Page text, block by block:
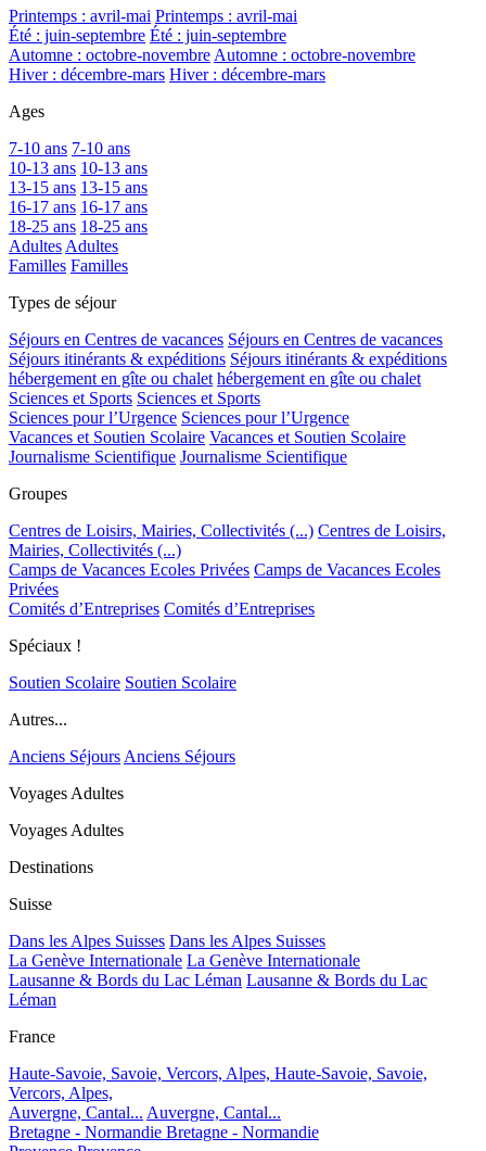
Printemps : avril-mai Printemps : avril-mai
Été : juin-septembre Été : juin-septembre
Automne : octobre-novembre Automne : octobre-novembre
Hiver : décembre-mars Hiver : décembre-mars
Ages
7-10 ans 7-10 ans
10-13 ans 10-13 ans
13-15 ans 13-15 ans
16-17 ans 16-17 ans
18-25 ans 18-25 ans
Adultes Adultes
Familles Familles
Types de séjour
Séjours en Centres de vacances Séjours en Centres de vacances
Séjours itinérants & expéditions Séjours itinérants & expéditions
hébergement en gîte ou chalet hébergement en gîte ou chalet
Sciences et Sports Sciences et Sports
Sciences pour l’Urgence Sciences pour l’Urgence
Vacances et Soutien Scolaire Vacances et Soutien Scolaire
Journalisme Scientifique Journalisme Scientifique
Groupes
Centres de Loisirs, Mairies, Collectivités (...) Centres de Loisirs,
Mairies, Collectivités (...)
Camps de Vacances Ecoles Privées Camps de Vacances Ecoles
Privées
Comités d’Entreprises Comités d’Entreprises
Spéciaux !
Soutien Scolaire Soutien Scolaire
Autres...
Anciens Séjours Anciens Séjours
Voyages Adultes
Voyages Adultes
Destinations
Suisse
Dans les Alpes Suisses Dans les Alpes Suisses
La Genève Internationale La Genève Internationale
Lausanne & Bords du Lac Léman Lausanne & Bords du Lac
Léman
France
Haute-Savoie, Savoie, Vercors, Alpes, Haute-Savoie, Savoie,
Vercors, Alpes,
Auvergne, Cantal... Auvergne, Cantal...
Bretagne - Normandie Bretagne - Normandie